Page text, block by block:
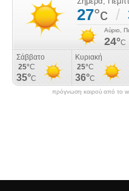
πρόγνωση καιρού από το